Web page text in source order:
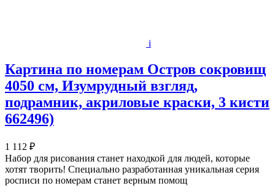
i
Картина по номерам Остров сокровищ
4050 см, Изумрудный взгляд,
подрамник, акриловые краски, 3 кисти
662496)
1 112 ₽
Набор для рисования станет находкой для людей, которые
хотят творить! Специально разработанная уникальная серия
росписи по номерам станет верным помощ